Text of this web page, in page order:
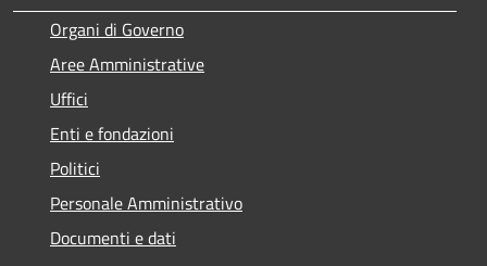
Organi di Governo
Aree Amministrative
Uffici
Enti e fondazioni
Politici
Personale Amministrativo
Documenti e dati